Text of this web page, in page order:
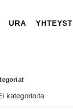
URA
kategorioita